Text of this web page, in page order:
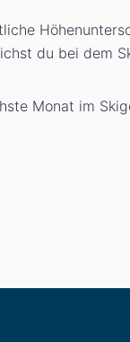
du bei dem
Monat im